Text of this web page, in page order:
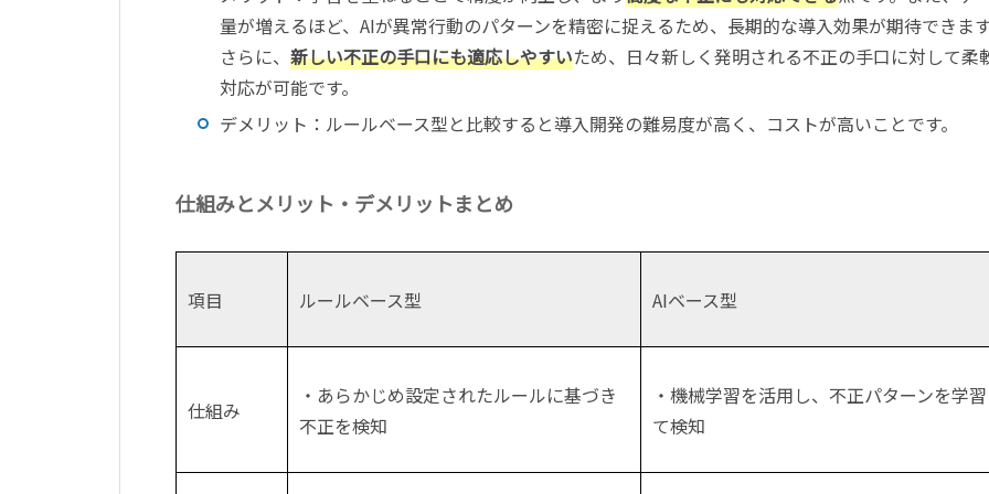
量が増えるほど、AIが異常行動のパターンを精密に捉えるため、長期的な導入効果が期待できます
さらに、 新しい不正の手口にも適応しやすいため、日々新しく発明される不正の手口に対して柔
対応が可能です。
デメリット：ルールベース型と比較すると導入開発の難易度が高く、コストが高いことです。
仕組みとメリット・デメリットまとめ
項目 ルールベース型 AIベース型
仕組み
・あらかじめ設定されたルールに基づき
不正を検知
・機械学習を活用し、不正パターンを学
て検知